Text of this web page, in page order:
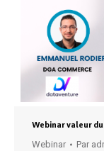
Webinar valeur
Webinar Par